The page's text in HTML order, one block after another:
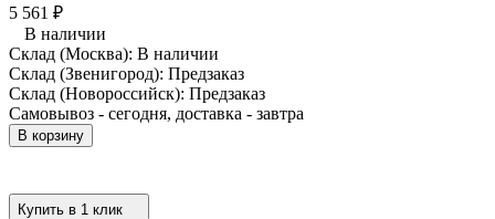
5 561 ₽
В наличии
Склад (Москва): В наличии
Склад (Звенигород): Предзаказ
Склад (Новороссийск): Предзаказ
Самовывоз - сегодня, доставка - завтра
В корзину
Купить в 1 клик